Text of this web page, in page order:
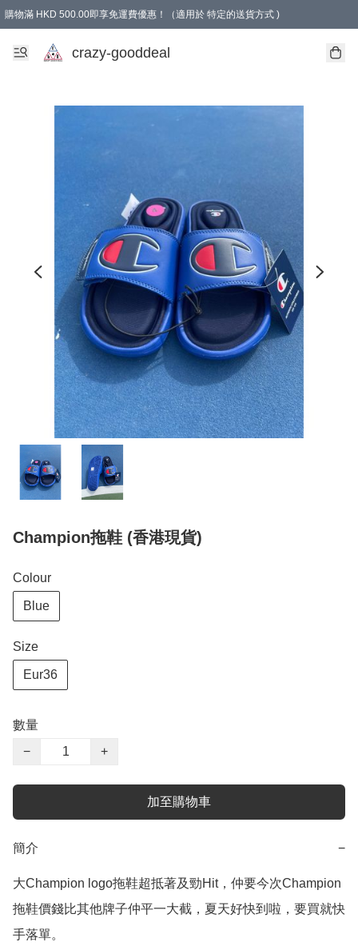
購物滿 HKD 500.00即享免運費優惠！（適用於 特定的送貨方式 )
成為會員可享免費禮品
crazy-gooddeal
Champion拖鞋 (香港現貨)
Colour
Blue
Size
Eur36
數量
−
+
加至購物車
簡介 −
大Champion logo拖鞋超抵著及勁Hit，仲要今次Champion
拖鞋價錢比其他牌子仲平一大截，夏天好快到啦，要買就快